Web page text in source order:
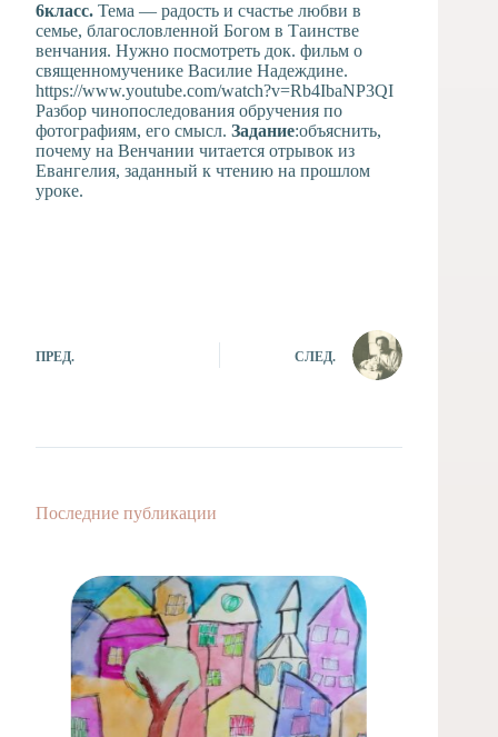
6класс. Тема — радость и счастье любви в
семье, благословленной Богом в Таинстве
венчания. Нужно посмотреть док. фильм о
священномученике Василие Надеждине.
https://www.youtube.com/watch?v=Rb4IbaNP3QI
Разбор чинопоследования обручения по
фотографиям, его смысл. Задание:объяснить,
почему на Венчании читается отрывок из
Евангелия, заданный к чтению на прошлом
уроке.
ПРЕД. СЛЕД.
Последние публикации